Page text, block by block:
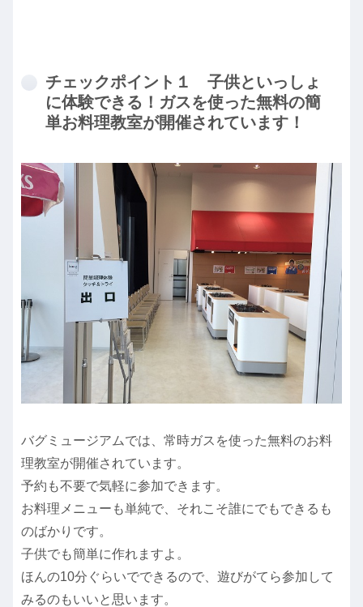
チェックポイント１ 子供といっしょ
に体験できる！ガスを使った無料の簡
単お料理教室が開催されています！
バグミュージアムでは、常時ガスを使った無料のお料
理教室が開催されています。
予約も不要で気軽に参加できます。
お料理メニューも単純で、それこそ誰にでもできるも
のばかりです。
子供でも簡単に作れますよ。
ほんの10分ぐらいでできるので、遊びがてら参加して
みるのもいいと思います。